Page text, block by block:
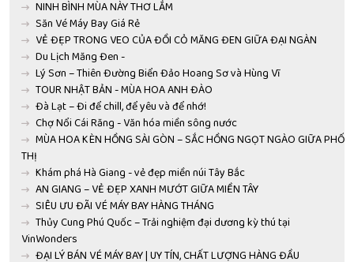
NINH BÌNH MÙA NÀY THƠ LẮM
Săn Vé Máy Bay Giá Rẻ
VẺ ĐẸP TRONG VEO CỦA ĐỒI CỎ MĂNG ĐEN GIỮA ĐẠI NGÀN
Du Lịch Măng Đen -
Lý Sơn – Thiên Đường Biển Đảo Hoang Sơ và Hùng Vĩ
TOUR NHẬT BẢN - MÙA HOA ANH ĐÀO
Đà Lạt – Đi để chill, để yêu và để nhớ!
Chợ Nổi Cái Răng - Văn hóa miền sông nước
MÙA HOA KÈN HỒNG SÀI GÒN – SẮC HỒNG NGỌT NGÀO GIỮA PHỐ
THỊ
Khám phá Hà Giang - vẻ đẹp miền núi Tây Bắc
AN GIANG – VẺ ĐẸP XANH MƯỚT GIỮA MIỀN TÂY
SIÊU ƯU ĐÃI VÉ MÁY BAY HÀNG THÁNG
Thủy Cung Phú Quốc – Trải nghiệm đại dương kỳ thú tại
VinWonders
ĐẠI LÝ BÁN VÉ MÁY BAY | UY TÍN, CHẤT LƯỢNG HÀNG ĐẦU